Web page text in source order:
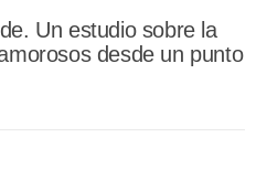
Un estudio sobre la
desde un punto